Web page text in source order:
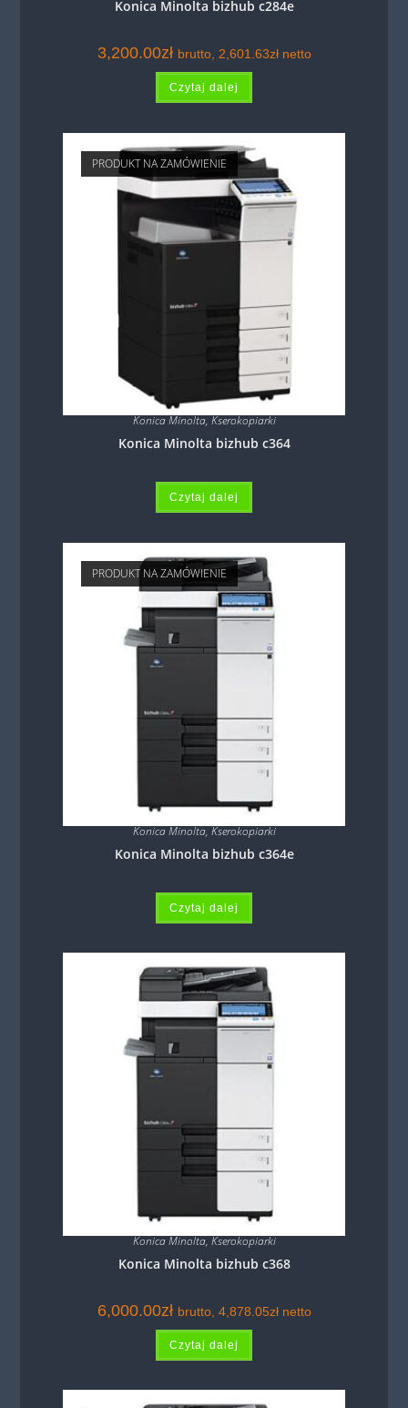
Konica Minolta bizhub c284e
3,200.00zł brutto, 2,601.63złnetto
Czytaj dalej
PRODUKT NA ZAMÓWIENIE
Konica Minolta,Kserokopiarki
Konica Minolta bizhub c364
Czytaj dalej
PRODUKT NA ZAMÓWIENIE
Konica Minolta,Kserokopiarki
Konica Minolta bizhub c364e
Czytaj dalej
Konica Minolta,Kserokopiarki
Konica Minolta bizhub c368
6,000.00zł brutto, 4,878.05złnetto
Czytaj dalej